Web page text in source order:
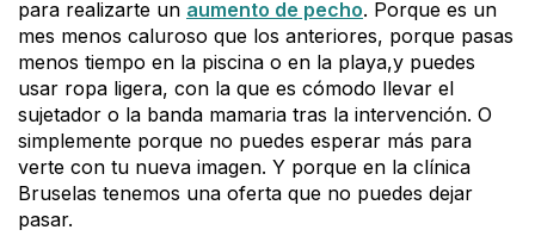
para realizarte un aumento de pecho. Porque es un
mes menos caluroso que los anteriores, porque pasas
menos tiempo en la piscina o en la playa,y puedes
usar ropa ligera, con la que es cómodo llevar el
sujetador o la banda mamaria tras la intervención. O
simplemente porque no puedes esperar más para
verte con tu nueva imagen. Y porque en la clínica
Bruselas tenemos una oferta que no puedes dejar
pasar.